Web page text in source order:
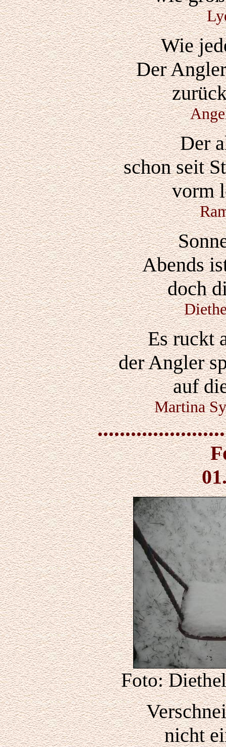
Wie
Der
Der
schon seit
vorm
Abends
doch
Es ruckt
der Angler
auf
Martina
Foto:
nicht